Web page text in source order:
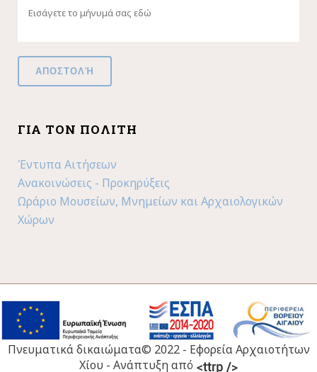
ΓΙΑ ΤΟΝ ΠΟΛΊΤΗ
Έντυπα Αιτήσεων
Ανακοινώσεις - Προκηρύξεις
Ωράριο Μουσείων, Μνημείων και Αρχαιολογικών
Χώρων
Πνευματικά δικαιώματα© 2022 - Εφορεία Αρχαιοτήτων
Χίου - Ανάπτυξη από